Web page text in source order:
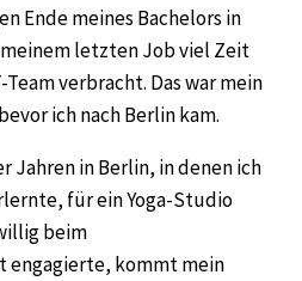
Ende meines Bachelors in
letzten Job viel Zeit
verbracht. Das war mein
ich nach Berlin kam.
Jahren in Berlin, in denen ich
für ein Yoga-Studio
beim
engagierte, kommt mein